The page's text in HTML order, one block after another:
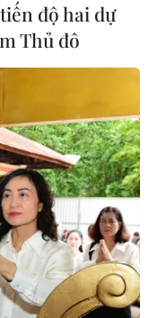
KHÚC THANH
sử dụng
độ hai dự
Thủ đô